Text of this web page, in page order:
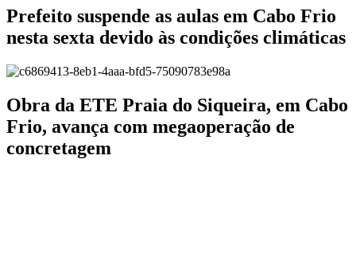
Prefeito suspende as aulas em Cabo Frio
nesta sexta devido às condições climáticas
Obra da ETE Praia do Siqueira, em Cabo
Frio, avança com megaoperação de
concretagem